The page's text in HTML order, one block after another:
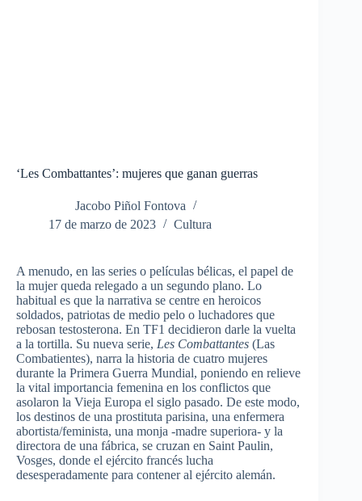
‘Les Combattantes’: mujeres que ganan guerras
Jacobo Piñol Fontova
17 de marzo de 2023
Cultura
A menudo, en las series o películas bélicas, el papel de
la mujer queda relegado a un segundo plano. Lo
habitual es que la narrativa se centre en heroicos
soldados, patriotas de medio pelo o luchadores que
rebosan testosterona. En TF1 decidieron darle la vuelta
a la tortilla. Su nueva serie, Les Combattantes (Las
Combatientes), narra la historia de cuatro mujeres
durante la Primera Guerra Mundial, poniendo en relieve
la vital importancia femenina en los conflictos que
asolaron la Vieja Europa el siglo pasado. De este modo,
los destinos de una prostituta parisina, una enfermera
abortista/feminista, una monja -madre superiora- y la
directora de una fábrica, se cruzan en Saint Paulin,
Vosges, donde el ejército francés lucha
desesperadamente para contener al ejército alemán.